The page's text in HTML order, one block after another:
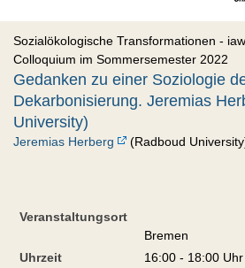
Sozialökologische Transformationen -
Colloquium im Sommersemester 2022
Gedanken zu einer Soziologie
Dekarbonisierung. Jeremias
University)
Jeremias Herberg (Radboud
Veranstaltungsort
Bremen
Uhrzeit
16:00 - 18:00 Uhr